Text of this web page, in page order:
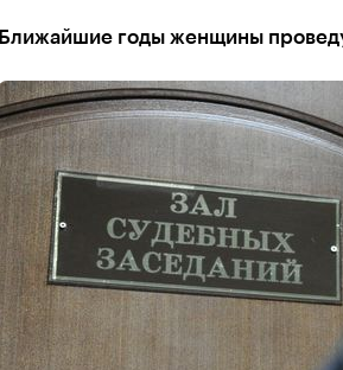
Ближайшие годы женщины